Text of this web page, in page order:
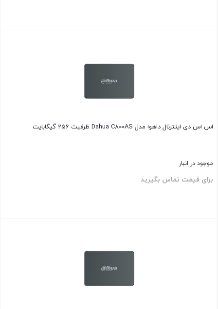
اس اس دی اینترنال داهوا مدل Dahua C800AS ظرفیت 256 گیگابایت
موجود در انبار
برای قیمت تماس بگیرید